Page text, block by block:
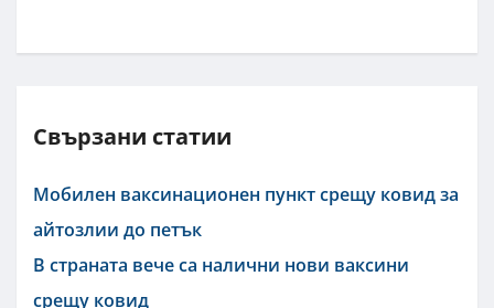
Свързани статии
Мобилен ваксинационен пункт срещу ковид за
айтозлии до петък
В страната вече са налични нови ваксини
срещу ковид